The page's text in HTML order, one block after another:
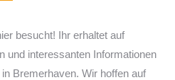
besucht! Ihr erhaltet auf
und interessanten Informationen
Bremerhaven. Wir hoffen auf